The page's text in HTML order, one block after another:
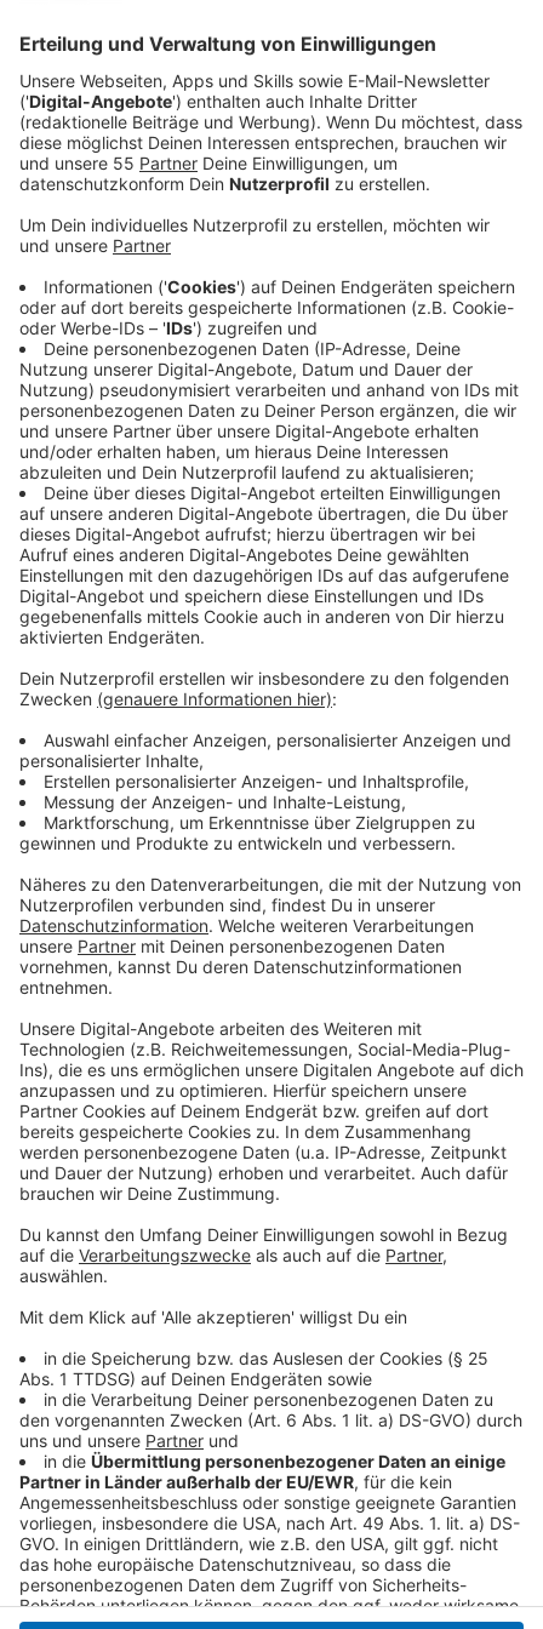
Anzeige
Die Stadt Krefeld verschickt ab Mittwoch (13.05.) die
neuen Grundsteuer-Bescheide für 2026 an
Grundstückseigentümer.
Anzeige
Neuer einheitlicher Hebesatz
Anzeige
Grundlage ist ein neuer Hebesatz von 680 Prozent.
Den hatte der Stadtrat Ende April beschlossen. Damit
kehrt Krefeld wieder zu einem einheitlichen Modell
zurück.
Anzeige
Anzeige
Bislang galten unterschiedliche Hebesätze – ein
niedrigerer für Wohngrundstücke und höhere Sätze für
Gewerbegrundstücke, unbebaute Flächen oder
NRW hatten mit solchen Regelungen allerdings vor
Gericht Probleme bekommen.
Anzeige
Krefeld im Vergleich weiter niedriger
Anzeige
Für Wohnungen und Häuser wird die Steuer durch den
neuen Satz zwar teurer. Im Vergleich mit anderen
Städten liegt Krefeld aber weiterhin eher niedrig. In
Duisburg liegt der Hebesatz zum Beispiel bei 1.169
entsprechend verrechnet.
Anzeige
Anzeige